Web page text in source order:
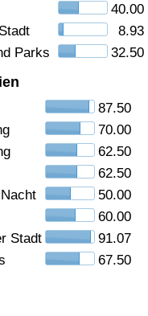
40.00
8.93
Parks
32.50
87.50
70.00
62.50
62.50
50.00
60.00
Stadt
91.07
67.50
Land